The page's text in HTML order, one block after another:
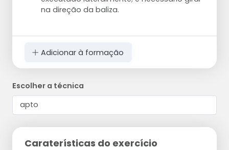
na direção da baliza.
Adicionar à formação
Escolher a técnica
Caraterísticas do exercício